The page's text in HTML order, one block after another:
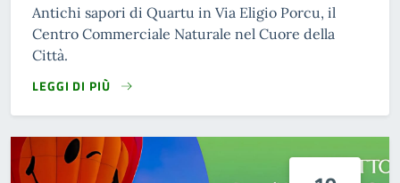
Antichi sapori di Quartu in Via Eligio Porcu, il
Centro Commerciale Naturale nel Cuore della
Città.
LEGGI DI PIÙ